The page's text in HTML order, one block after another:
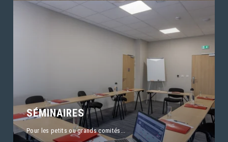
SÉMINAIRES
Pour les petits ou grands comités...